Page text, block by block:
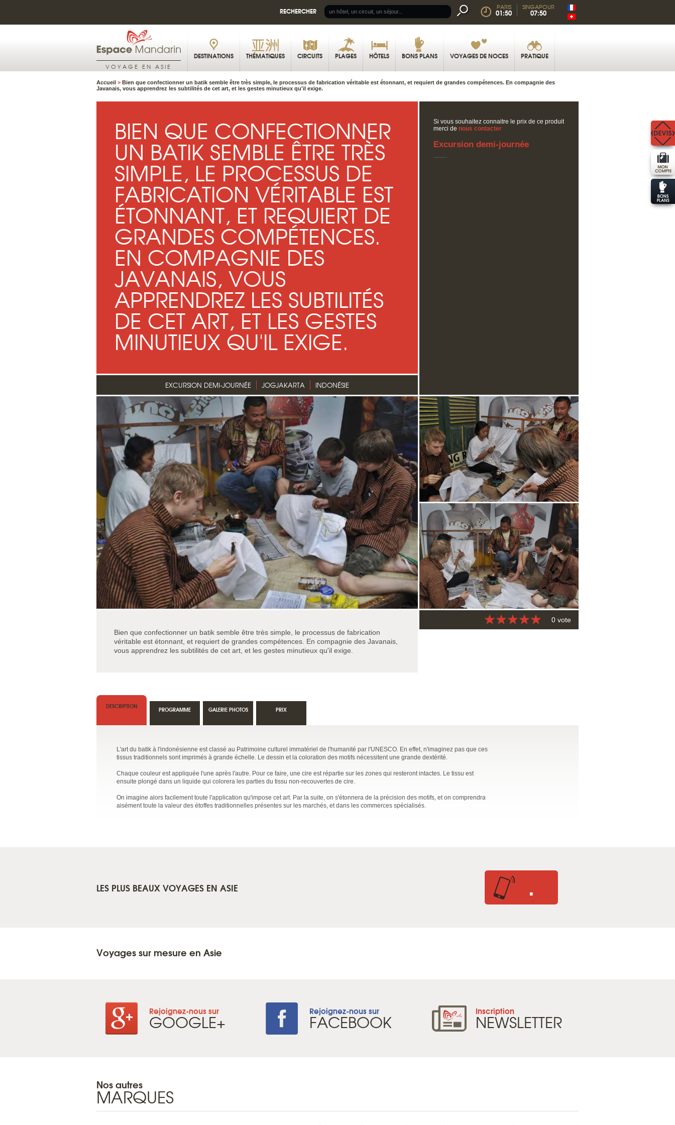
RECHERCHER PARIS
01:50
SINGAPOUR
07:50
VOYAGE EN ASIE
DESTINATIONS THÉMATIQUES CIRCUITS PLAGES HÔTELS BONS PLANS VOYAGES DE NOCES PRATIQUE
Accueil > Bien que confectionner un batik semble être très simple, le processus de fabrication véritable est étonnant, et requiert de grandes compétences. En compagnie des
Javanais, vous apprendrez les subtilités de cet art, et les gestes minutieux qu'il exige.
BIEN QUE CONFECTIONNER
UN BATIK SEMBLE ÊTRE TRÈS
SIMPLE, LE PROCESSUS DE
FABRICATION VÉRITABLE EST
ÉTONNANT, ET REQUIERT DE
GRANDES COMPÉTENCES.
EN COMPAGNIE DES
JAVANAIS, VOUS
APPRENDREZ LES SUBTILITÉS
DE CET ART, ET LES GESTES
MINUTIEUX QU'IL EXIGE.
EXCURSION DEMI-JOURNÉE JOGJAKARTA INDONÉSIE
Si vous souhaitez connaitre le prix de ce produit
merci de nous contacter
Excursion demi-journée
Bien que confectionner un batik semble être très simple, le processus de fabrication
véritable est étonnant, et requiert de grandes compétences. En compagnie des Javanais,
vous apprendrez les subtilités de cet art, et les gestes minutieux qu'il exige.
0 vote
DESCRIPTION
L'art du batik à l'indonésienne est classé au Patrimoine culturel immatériel de l'humanité par l'UNESCO. En effet, n'imaginez pas que ces
tissus traditionnels sont imprimés à grande échelle. Le dessin et la coloration des motifs nécessitent une grande dextérité.
Chaque couleur est appliquée l'une après l'autre. Pour ce faire, une cire est répartie sur les zones qui resteront intactes. Le tissu est
ensuite plongé dans un liquide qui colorera les parties du tissu non-recouvertes de cire.
On imagine alors facilement toute l'application qu'impose cet art. Par la suite, on s'étonnera de la précision des motifs, et on comprendra
aisément toute la valeur des étoffes traditionnelles présentes sur les marchés, et dans les commerces spécialisés.
PROGRAMME GALERIE PHOTOS PRIX
LES PLUS BEAUX VOYAGES EN ASIE ..
Voyages sur mesure en Asie
Rejoignez-nous sur
GOOGLE+ Rejoignez-nous sur
FACEBOOK Inscription
NEWSLETTER
Nos autres
MARQUES